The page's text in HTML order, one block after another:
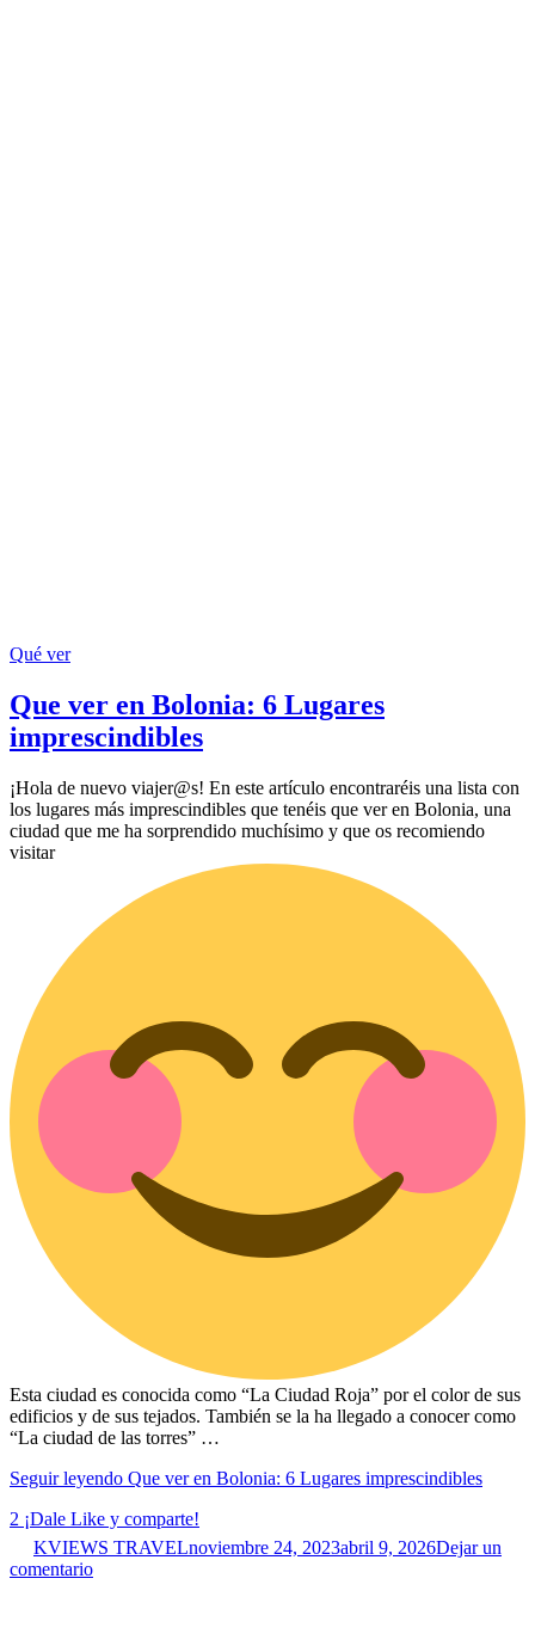
Qué ver
Que ver en Bolonia: 6 Lugares
imprescindibles
¡Hola de nuevo viajer@s! En este artículo encontraréis una lista con
los lugares más imprescindibles que tenéis que ver en Bolonia, una
ciudad que me ha sorprendido muchísimo y que os recomiendo
visitar
Esta ciudad es conocida como “La Ciudad Roja” por el color de sus
edificios y de sus tejados. También se la ha llegado a conocer como
“La ciudad de las torres” …
Seguir leyendo Que ver en Bolonia: 6 Lugares imprescindibles
2 ¡Dale Like y comparte!
KVIEWS TRAVELnoviembre 24, 2023abril 9, 2026Dejar un
comentario